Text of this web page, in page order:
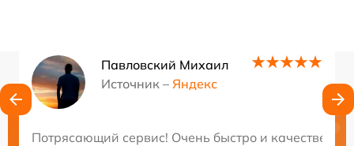
Павловский Михаил
Источник – Яндекс
Потрясающий сервис! Очень быстро и
Нужна консультация?